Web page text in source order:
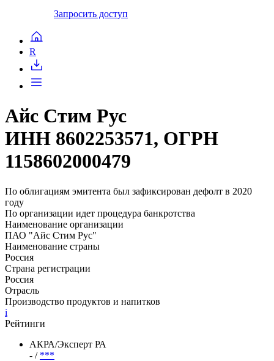
Запросить доступ
R
Айс Стим Рус
ИНН 8602253571, ОГРН
1158602000479
По облигациям эмитента был зафиксирован дефолт в 2020
году
По организации идет процедура банкротства
Наименование организации
ПАО "Айс Стим Рус"
Наименование страны
Россия
Страна регистрации
Россия
Отрасль
Производство продуктов и напитков
i
Рейтинги
АКРА/Эксперт РА
- / ***